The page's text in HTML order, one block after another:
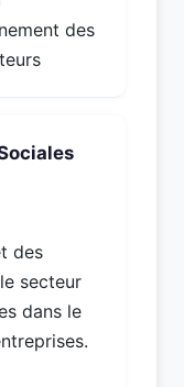
des
des
secteur
dans le